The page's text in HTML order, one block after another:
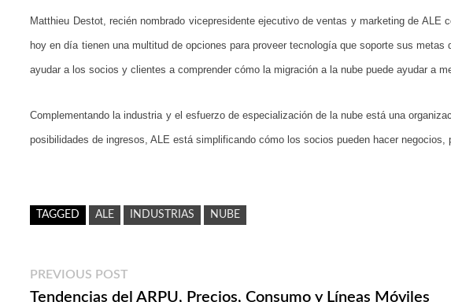
Matthieu Destot, recién nombrado vicepresidente ejecutivo de ventas y marketing de
hoy en día tienen una multitud de opciones para proveer tecnología que soporte sus
ayudar a los socios y clientes a comprender cómo la migración a la nube puede ayudar a
Complementando la industria y el esfuerzo de especialización de la nube está una
posibilidades de ingresos, ALE está simplificando cómo los socios pueden hacer
TAGGED ALE INDUSTRIAS NUBE
Navegación
PREVIOUS POST
post:
Tendencias del ARPU, Precios, Consumo y Líneas Móviles